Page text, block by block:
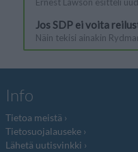
Info
Tietoa meistä
Tietosuojalauseke
Lähetä uutisvinkki